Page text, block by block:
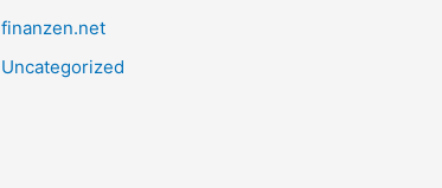
finanzen.net
Uncategorized